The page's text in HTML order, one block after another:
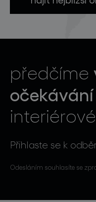
předčíme
očekávání
Přihlaste se k
Odesláním souhlasíte se